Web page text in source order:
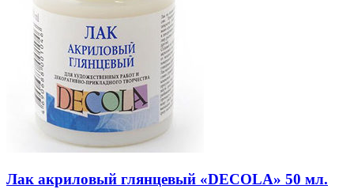
Лак акриловый глянцевый «DECOLA» 50 мл.